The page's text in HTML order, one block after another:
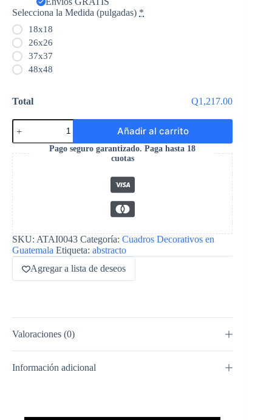
Selecciona la Medida (pulgadas) *
18x18
26x26
37x37
48x48
Total Q1,217.00
Añadir al carrito
Pago seguro garantizado. Paga hasta 18
cuotas
SKU: ATAI0043 Categoría: Cuadros Decorativos en
Guatemala Etiqueta: abstracto
Agregar a lista de deseos
Valoraciones (0)
Información adicional